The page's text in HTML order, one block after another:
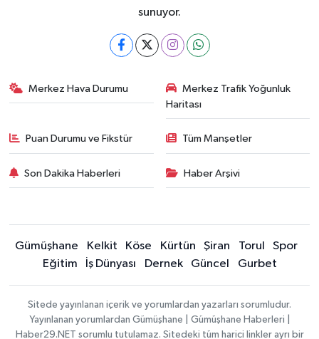
sunuyor.
Merkez Hava Durumu
Merkez Trafik Yoğunluk
Haritası
Puan Durumu ve Fikstür Tüm Manşetler
Son Dakika Haberleri Haber Arşivi
Gümüşhane Kelkit Köse Kürtün Şiran Torul
Spor
Eğitim
İş Dünyası Dernek Güncel Gurbet
Sitede yayınlanan içerik ve yorumlardan yazarları sorumludur.
Yayınlanan yorumlardan Gümüşhane | Gümüşhane Haberleri |
Haber29.NET sorumlu tutulamaz. Sitedeki tüm harici linkler ayrı bir